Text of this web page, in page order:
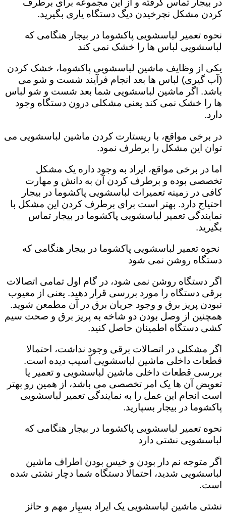
در بیجار تماس گرفته و از این مجموعه برای برطرف
کردن مشکل نچرخیدن دیگ دستگاه یاری بگیرید.
نحوه تعمیر لباسشویی پاکشوما در بیجار هنگامی که
لباسشویی لباس ها را خشک نمی کند
یکی از وظایف ماشین لباسشویی پاکشوما، خشک کردن
(آب گیری) لباس ها بعد انجام فرآیند شست و شو می
باشد. اگر ماشین لباسشویی شما بعد شست و شو لباس
ها را خشک نمی کند یعنی مشکلی درون دستگاه وجود
دارد.
در برخی مواقع، با ریستارت کردن ماشین لباسشویی می
توان این مشکل را برطرف نمود.
اما در برخی مواقع، ایراد به وجود داره یک مشکل
تخصصی بوده و برطرف کردن آن به دانش و مهارت
کافی در زمینه تعمیرات لباسشویی پاکشوما در بیجار
احتیاج دارد. بهتر است برای برطرف کردن این مشکل با
نمایندگی تعمیر لباسشویی پاکشوما در بیجار تماس
بگیرید.
نحوه تعمیر لباسشویی پاکشوما در بیجار هنگامی که
دستگاه روشن نمی شود
اگر دستگاه روشن نمی شود، در گام اول تمامی اتصالات
برقی دستگاه را مورد بررسی قرار دهید. یعنی از معیوب
نبودن پریز برق و وجود جریان برق در آن مطمعن شوید.
همچنین از وصل بودن دو شاخه به پریز برق و صحت سیم
کشی دستگاه اطمینان حاصل کنید.
اگر مشکلی در اتصالات برقی وجود نداشت، احتمالا
قطعات داخلی ماشین لباسشویی آسیب دیده است‌.
بررسی قطعات داخلی ماشین لباسشویی و تعمیر یا
تعویض آن ها یک امر تخصصی می باشد، از همین رو بهتر
است انجام این عمل را به نمایندگی تعمیر لباسشویی
پاکشوما در بیجار بسپارید.
نحوه تعمیر لباسشویی پاکشوما در بیجار هنگامی که
لباسشویی نشتی دارد
اگر متوجه نم دار بودن و خیس بودن اطراف ماشین
لباسشویی شدید، احتمالا دستگاه شما دچار نشتی شده
است‌.
نشتی ماشین لباسشویی یک ایراد بسیار مهم و حائز